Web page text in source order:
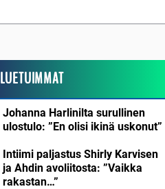
LUETUIMMAT
Johanna Harlinilta surullinen
ulostulo: ”En olisi ikinä uskonut”
Intiimi paljastus Shirly Karvisen
ja Ahdin avoliitosta: ”Vaikka
rakastan…”